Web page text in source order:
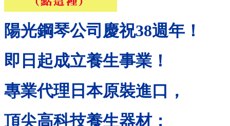
陽光鋼琴公司慶祝38週年！
即日起成立養生事業！
專業代理日本原裝進口，
頂尖高科技養生器材：